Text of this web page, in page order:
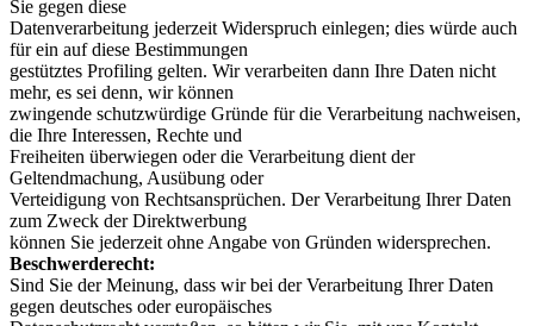
Sie gegen diese
Datenverarbeitung jederzeit Widerspruch einlegen; dies würde auch
für ein auf diese Bestimmungen
gestütztes Profiling gelten. Wir verarbeiten dann Ihre Daten nicht
mehr, es sei denn, wir können
zwingende schutzwürdige Gründe für die Verarbeitung nachweisen,
die Ihre Interessen, Rechte und
Freiheiten überwiegen oder die Verarbeitung dient der
Geltendmachung, Ausübung oder
Verteidigung von Rechtsansprüchen. Der Verarbeitung Ihrer Daten
zum Zweck der Direktwerbung
können Sie jederzeit ohne Angabe von Gründen widersprechen.
Beschwerderecht:
Sind Sie der Meinung, dass wir bei der Verarbeitung Ihrer Daten
gegen deutsches oder europäisches